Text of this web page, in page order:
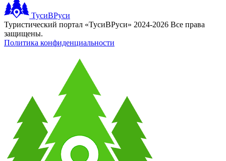
ТусиВРуси
Туристический портал «ТусиВРуси» 2024-2026 Все права
защищены.
Политика конфиденциальности